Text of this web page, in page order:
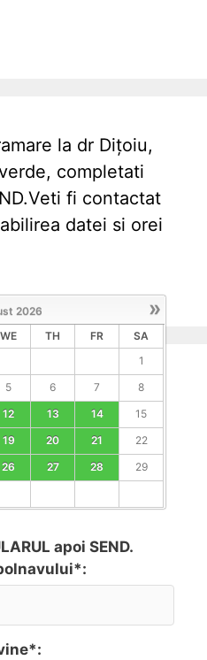
la dr Dițoiu,
completati
fi contactat
datei si orei
»
2026
WE TH FR
SA
1
5 6 7
8
12 13 14
15
19 20 21
22
26 27 28
29
apoi SEND.